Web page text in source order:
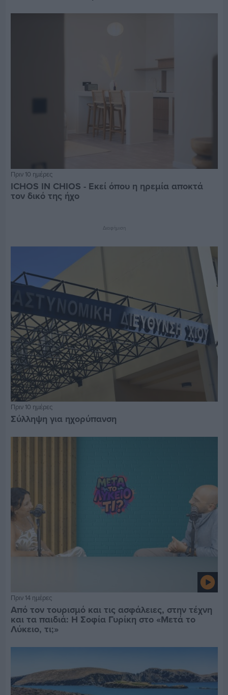
Πριν 10 ημέρες
ICHOS IN CHIOS - Εκεί όπου η ηρεμία αποκτά
τον δικό της ήχο
Διαφήμιση
Πριν 10 ημέρες
Σύλληψη για ηχορύπανση
Πριν 14 ημέρες
Από τον τουρισμό και τις ασφάλειες, στην τέχνη
και τα παιδιά: Η Σοφία Γυρίκη στο «Μετά το
Λύκειο, τι;»